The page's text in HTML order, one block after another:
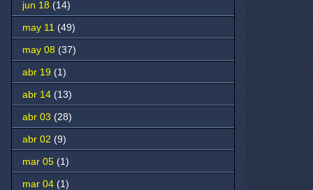
jun 18 (14)
may 11 (49)
may 08 (37)
abr 19 (1)
abr 14 (13)
abr 03 (28)
abr 02 (9)
mar 05 (1)
mar 04 (1)